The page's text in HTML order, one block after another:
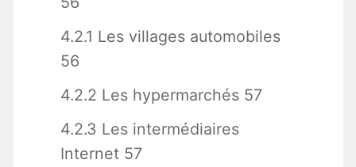
4.2.1 Les villages automobiles
56
4.2.2 Les hypermarchés 57
4.2.3 Les intermédiaires
Internet 57